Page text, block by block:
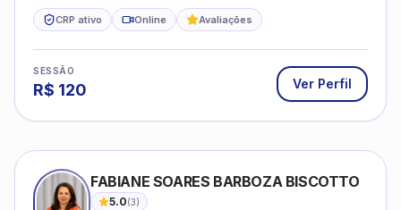
CRP ativo Online Avaliações
SESSÃO
R$ 120 Ver Perfil
FABIANE SOARES BARBOZA BISCOTTO
5.0(3)